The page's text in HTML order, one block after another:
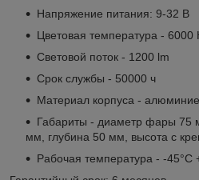
Напряжение питания: 9-32 В
Цветовая температура - 6000
Световой поток - 1200 lm
Срок службы - 50000 ч
Материал корпуса -
Габариты - диаметр фары 75
мм, глубина 50 мм, высота с
Рабочая температура - -45°C